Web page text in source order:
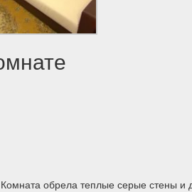
обрела теплые серые стены и